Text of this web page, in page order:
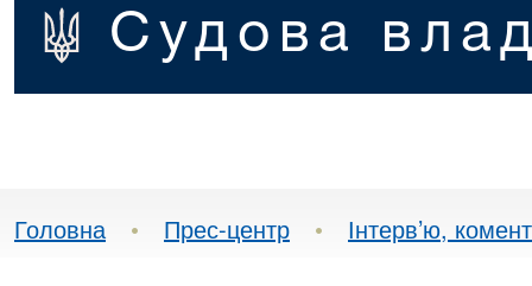
Судова
Головна • Прес-центр • Інтерв’ю,